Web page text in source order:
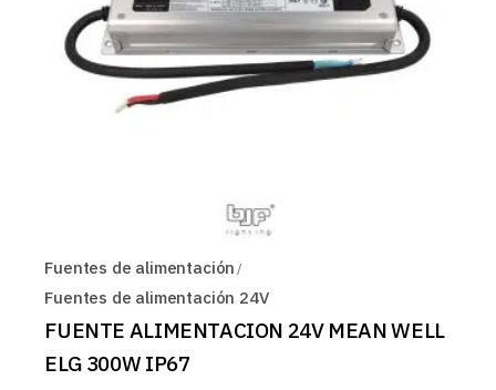
Fuentes de alimentación
Fuentes de alimentación 24V
FUENTE ALIMENTACION 24V MEAN WELL
ELG 300W IP67